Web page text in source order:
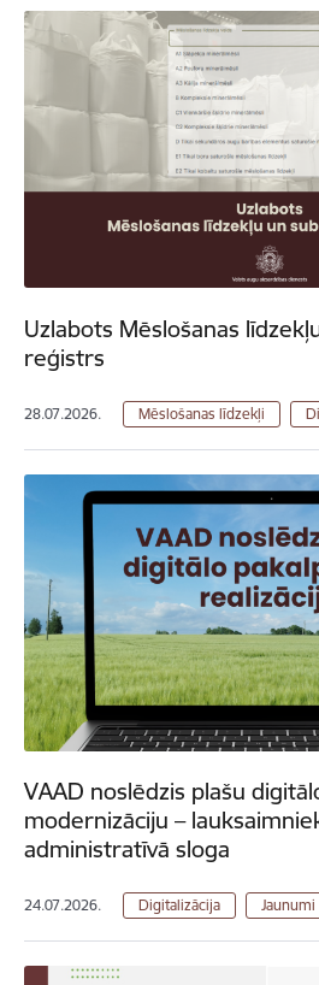
Uzlabots Mēslošanas
reģistrs
28.07.2026. Mēslošanas līdzekļi
VAAD noslēdzis plašu
modernizāciju –
administratīvā sloga
24.07.2026. Digitalizācija Jaunumi